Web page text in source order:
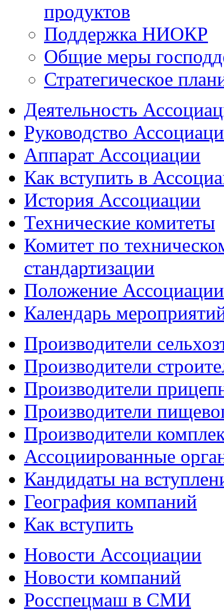
продуктов
Поддержка НИОКР
Общие меры
Стратегическое
Деятельность
Руководство
Аппарат Ассоциации
Как вступить в
История Ассоциации
Технические комитеты
Комитет по
стандартизации
Положение
Календарь
Производители
Производители
Производители
Производители
Производители
Ассоциированные
Кандидаты на
География компаний
Как вступить
Новости Ассоциации
Новости компаний
Росспецмаш в СМИ